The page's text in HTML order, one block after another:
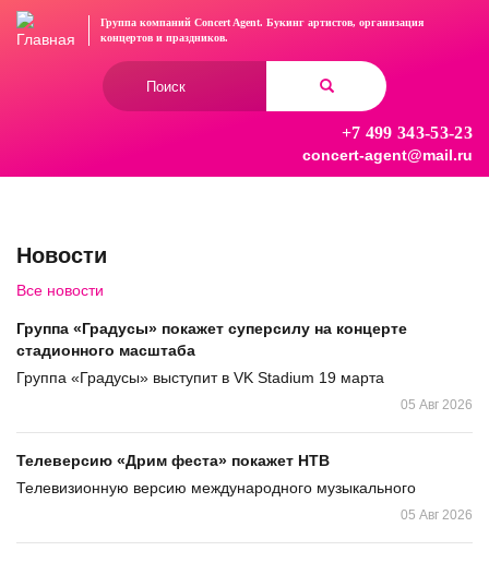
Перейти
Группа компаний Concert Agent. Букинг артистов, организация
концертови праздников.
+7 499 343-53-23
concert-agent@mail.ru
Новости
Все новости
Группа «Градусы» покажет суперсилу на концерте
стадионного масштаба
Группа «Градусы» выступит в VK Stadium 19 марта
05 Авг 2026
Телеверсию «Дрим феста» покажет НТВ
Телевизионную версию международного музыкального
05 Авг 2026